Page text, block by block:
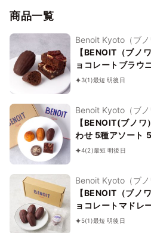
商品一覧
Benoit Kyoto（ブノ
【BENOIT（ブノ
ョコレートブラウ
ソート 10個入
3(1)最短 明後日
Benoit Kyoto（ブノ
【BENOIT(ブノ
4(2)最短 明後日
Benoit Kyoto（ブノ
【BENOIT（ブノ
ョコレートマドレーヌ
2026
5(1)最短 明後日